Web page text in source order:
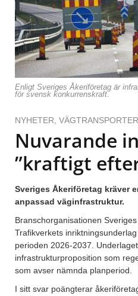
Enligt Sveriges Åkeriföretag är
för svensk konkurrenskraft.
NYHETER VÄGTRANSPORTER
Nuvarande
”kraftigt
Sveriges Åkeriföretag kräver
anpassad väginfrastruktur.
Branschorganisationen
Trafikverkets
perioden 2026-2037.
infrastrukturproposition som
som avser nämnda planperiod.
I sitt svar poängterar